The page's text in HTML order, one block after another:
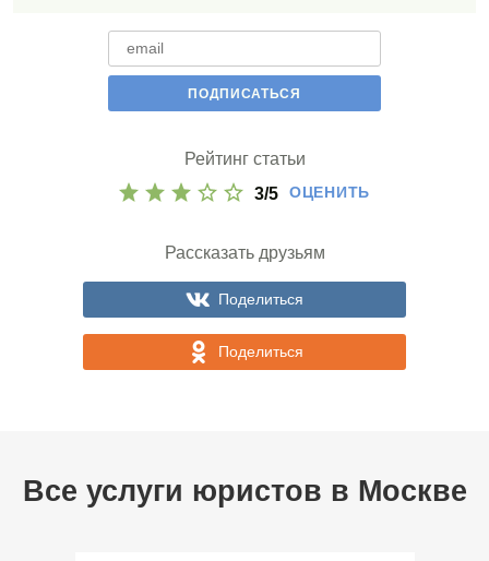
Рейтинг статьи
3/5 ОЦЕНИТЬ
Рассказать друзьям
Поделиться
Поделиться
Все услуги юристов в Москве